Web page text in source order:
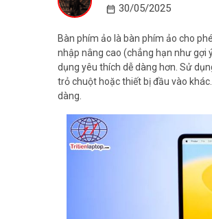
30/05/2025
Bàn phím ảo là bàn phím ảo cho
nhập nâng cao (chẳng hạn như gợi
dụng yêu thích dễ dàng hơn. Sử
trỏ chuột hoặc thiết bị đầu vào
dàng.